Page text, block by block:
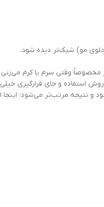
مو) شیک‌تر دیده شود.
مخصوصاً وقتی سرم یا کرم
روش استفاده و جای قرارگیری
نتیجه مرتب‌تر می‌شود؛ اینجا